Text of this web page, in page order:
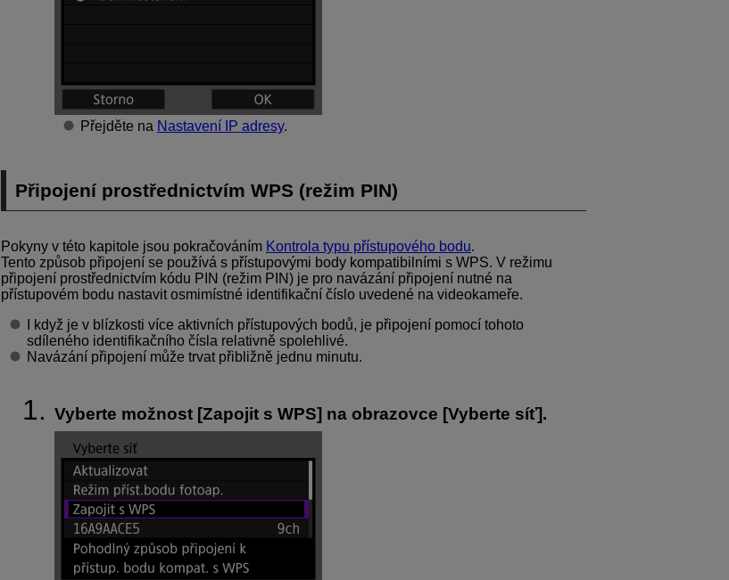
Přejděte na Nastavení IP adresy.
Připojení prostřednictvím WPS (režim PIN)
Pokyny v této kapitole jsou pokračováním Kontrola typu přístupového bodu.
Tento způsob připojení se používá s přístupovými body kompatibilními s WPS. V režimu
připojení prostřednictvím kódu PIN (režim PIN) je pro navázání připojení nutné na
přístupovém bodu nastavit osmimístné identifikační číslo uvedené na videokameře.
I když je v blízkosti více aktivních přístupových bodů, je připojení pomocí tohoto
sdíleného identifikačního čísla relativně spolehlivé.
Navázání připojení může trvat přibližně jednu minutu.
Vyberte možnost [Zapojit s WPS] na obrazovce [Vyberte síť].